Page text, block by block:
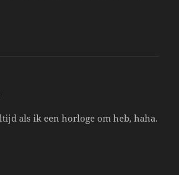
als ik een horloge om heb, haha.